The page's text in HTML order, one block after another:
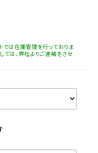
では在庫管理を行っておりま
ては、弊社よりご連絡をさせ